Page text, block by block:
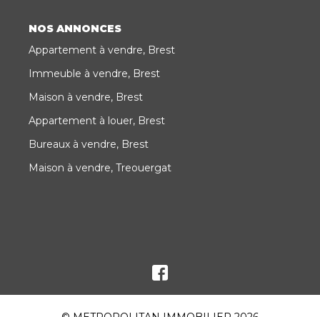
NOS ANNONCES
Appartement à vendre, Brest
Immeuble à vendre, Brest
Maison à vendre, Brest
Appartement à louer, Brest
Bureaux à vendre, Brest
Maison à vendre, Treouergat